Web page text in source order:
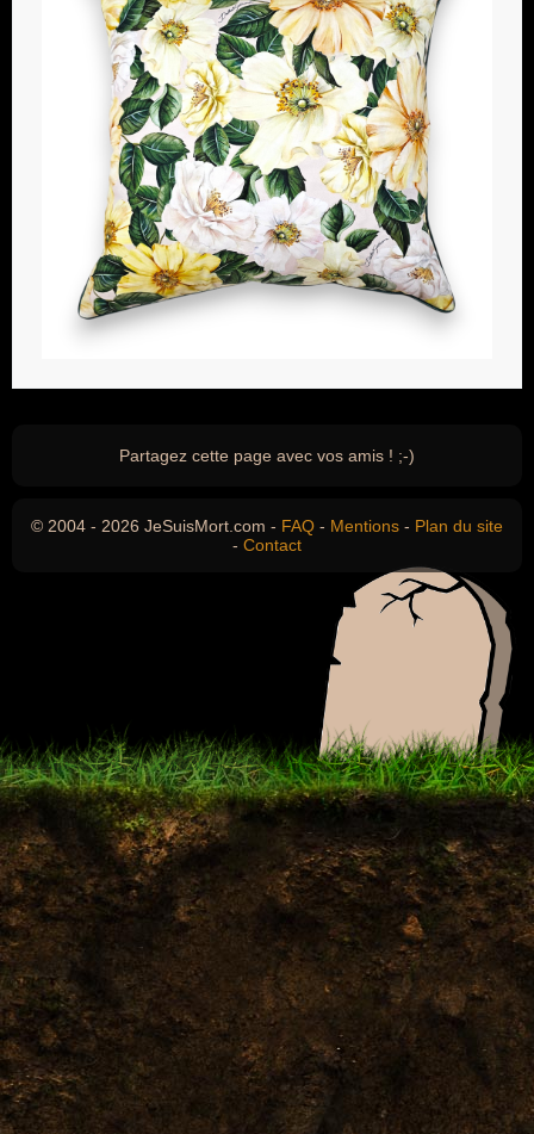
Partagez cette page avec vos amis ! ;-)
© 2004 - 2026 JeSuisMort.com - FAQ - Mentions - Plan du site
- Contact